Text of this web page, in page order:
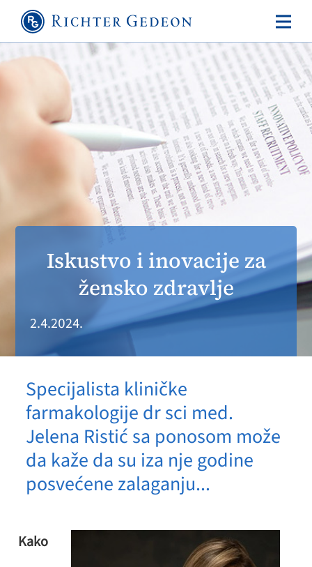
Iskustvo i inovacije za
žensko zdravlje
2.4.2024.
Specijalista kliničke
farmakologije dr sci med.
Jelena Ristić sa ponosom može
da kaže da su iza nje godine
posvećene zalaganju...
Kako